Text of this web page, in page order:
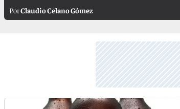
Claudio Celano Gómez